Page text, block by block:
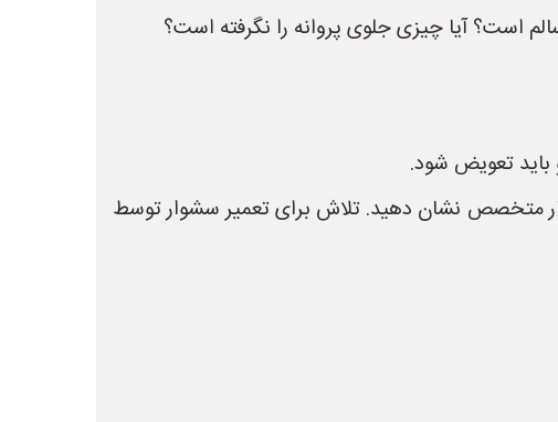
متخصص نشان دهید. تلاش برای تعمیر سشوار توسط